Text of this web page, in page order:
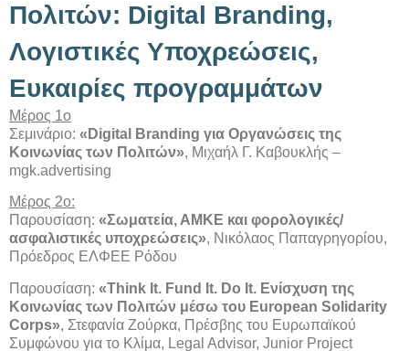
Πολιτών: Digital Branding,
Λογιστικές Υποχρεώσεις,
Ευκαιρίες προγραμμάτων
Μέρος 1ο
Σεμινάριο: «Digital Branding για Οργανώσεις της
Κοινωνίας των Πολιτών», Μιχαήλ Γ. Καβουκλής –
mgk.advertising
Μέρος 2ο:
Παρουσίαση: «Σωματεία, ΑΜΚΕ και φορολογικές/
ασφαλιστικές υποχρεώσεις», Νικόλαος Παπαγρηγορίου,
Πρόεδρος ΕΛΦΕΕ Ρόδου
Παρουσίαση: «Think It. Fund It. Do It. Ενίσχυση της
Κοινωνίας των Πολιτών μέσω του European Solidarity
Corps», Στεφανία Ζούρκα, Πρέσβης του Ευρωπαϊκού
Συμφώνου για το Κλίμα, Legal Advisor, Junior Project